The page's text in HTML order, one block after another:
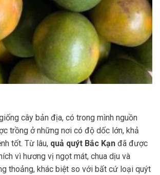
cây bản địa, có trong mình nguồn
trồng ở những nơi có độ dốc lớn, khả
tốt. Từ lâu, quả quýt Bắc Kạn đã được
vì hương vị ngọt mát, chua dịu và
thoảng, khác biệt so với bất cứ loại quýt